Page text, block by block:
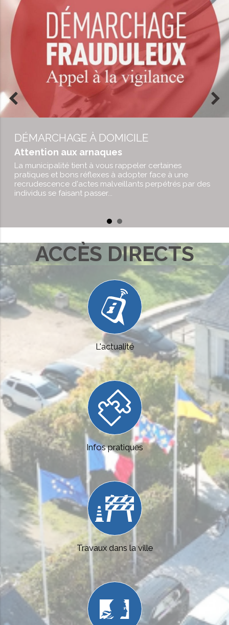
DÉMARCHAGE À DOMICILE
Attention aux arnaques
La municipalité tient à vous rappeler certaines
pratiques et bons réflexes à adopter face à une
recrudescence d'actes malveillants perpétrés par des
individus se faisant passer...
ACCÈS DIRECTS
Aller
au
contenu
L'actualité
Infos pratiques
Travaux dans la ville